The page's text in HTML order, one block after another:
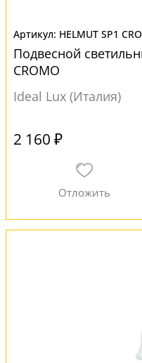
HELMUT SP1
Подвесной
CROMO
Ideal Lux (Италия)
2 160 ₽